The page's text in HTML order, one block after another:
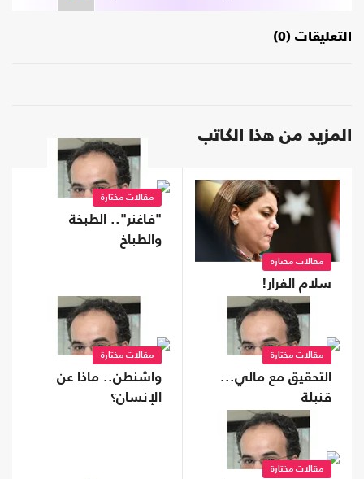
التعليقات (0)
المزيد من هذا الكاتب
مقالات مختارة
سلام الفرار!
مقالات مختارة
"فاغنر".. الطبخة
والطباخ
مقالات مختارة
التحقيق مع مالي...
قنبلة
مقالات مختارة
واشنطن.. ماذا عن
الإنسان؟
مقالات مختارة